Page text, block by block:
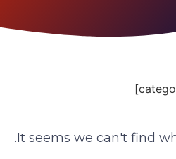
It seems we can't find